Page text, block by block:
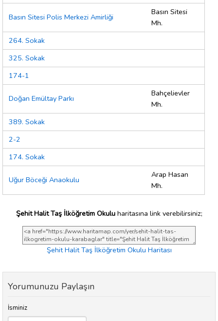
Basın Sitesi Polis Merkezi Amirliği
Basın Sitesi
Mh.
264. Sokak
325. Sokak
174-1
Doğan Emültay Parkı
Bahçelievler
Mh.
389. Sokak
2-2
174. Sokak
Uğur Böceği Anaokulu
Arap Hasan
Mh.
Şehit Halit Taş İlköğretim Okuluharitasına link verebilirsiniz;
Şehit Halit Taş İlköğretim Okulu Haritası
Yorumunuzu Paylaşın
İsminiz